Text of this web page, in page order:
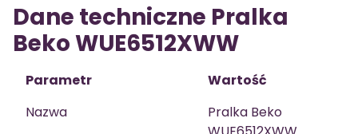
Dane techniczne Pralka
Beko WUE6512XWW
Parametr
Wartość
Nazwa
Pralka Beko